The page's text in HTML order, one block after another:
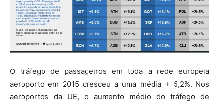
O tráfego de passageiros em toda a rede europeia
aeroporto em 2015 cresceu a uma média + 5,2%. Nos
aeroportos da UE, o aumento médio do tráfego de